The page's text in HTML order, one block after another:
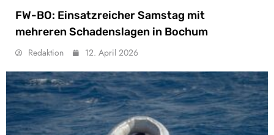
FW-BO: Einsatzreicher Samstag mit
mehreren Schadenslagen in Bochum
Redaktion 12. April 2026